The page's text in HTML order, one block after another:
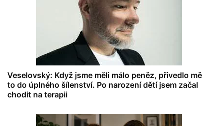
Veselovský: Když jsme měli málo peněz, přivedlo mě
to do úplného šílenství. Po narození dětí jsem začal
chodit na terapii